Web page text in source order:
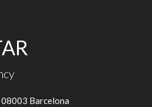
Barcelona